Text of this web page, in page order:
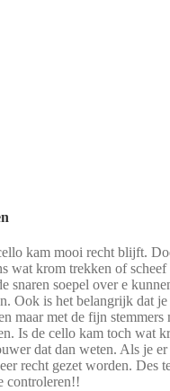
kam mooi recht blijft.
wat krom trekken of scheef
snaren soepel over e
Ook is het belangrijk dat je
maar met de fijn stemmers
Is de cello kam toch wat
dat dan weten. Als je
recht gezet worden. Des
controleren!!